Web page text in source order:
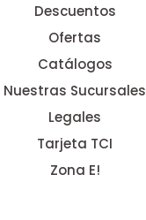
Descuentos
Ofertas
Catálogos
Nuestras Sucursales
Legales
Tarjeta TCI
Zona E!